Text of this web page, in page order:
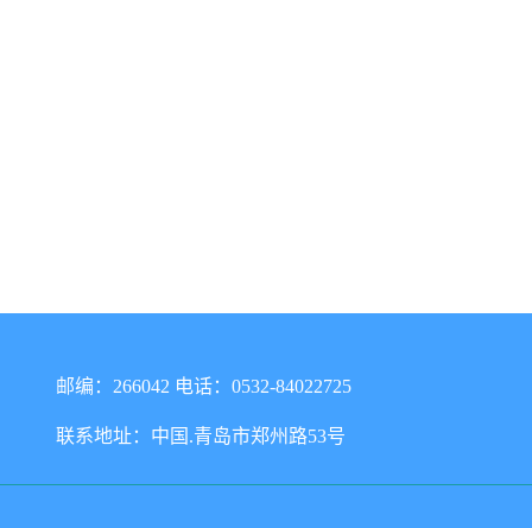
邮编：266042 电话：0532-84022725
联系地址：中国.青岛市郑州路53号